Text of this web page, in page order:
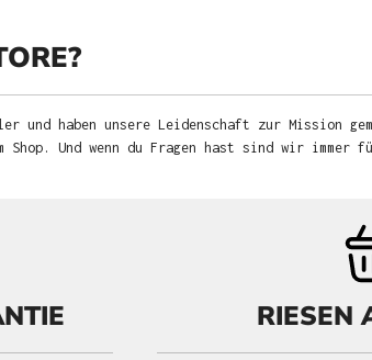
haben unsere Leidenschaft zur Mission
Und wenn du Fragen hast sind wir immer
RIESEN